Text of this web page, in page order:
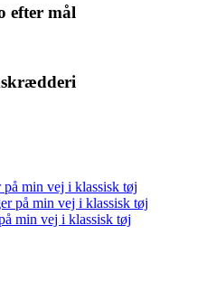
efter mål
min vej i klassisk tøj
på min vej i klassisk tøj
min vej i klassisk tøj